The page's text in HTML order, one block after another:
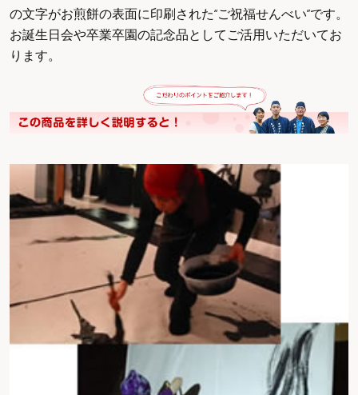
の文字がお煎餅の表面に印刷された“ご祝福せんべい”です。
お誕生日会や卒業卒園の記念品としてご活用いただいてお
ります。